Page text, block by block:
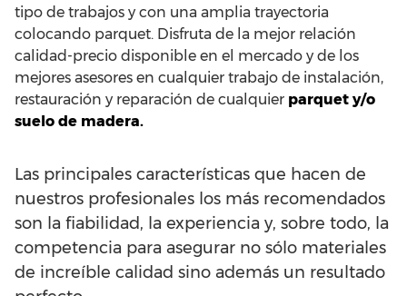
tipo de trabajos y con una amplia trayectoria
colocando parquet. Disfruta de la mejor relación
calidad-precio disponible en el mercado y de los
mejores asesores en cualquier trabajo de instalación,
restauración y reparación de cualquier parquet y/o
suelo de madera.
Las principales características que hacen de
nuestros profesionales los más recomendados
son la fiabilidad, la experiencia y, sobre todo, la
competencia para asegurar no sólo materiales
de increíble calidad sino además un resultado